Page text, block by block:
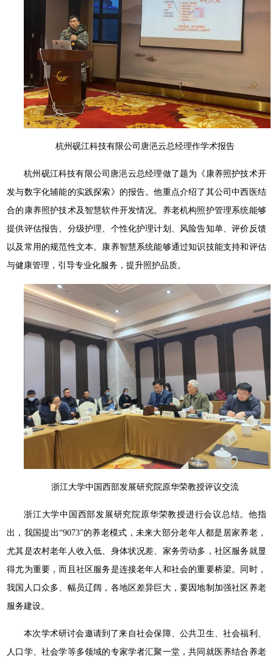
杭州砚江科技有限公司唐浥云总经理作学术报告
杭州砚江科技有限公司唐浥云总经理做了题为《康养照护技术开
发与数字化辅能的实践探索》的报告。他重点介绍了其公司中西医结
合的康养照护技术及智慧软件开发情况。养老机构照护管理系统能够
提供评估报告、分级护理、个性化护理计划、风险告知单、评价反馈
以及常用的规范性文本。康养智慧系统能够通过知识技能支持和评估
与健康管理，引导专业化服务，提升照护品质。
浙江大学中国西部发展研究院原华荣教授评议交流
浙江大学中国西部发展研究院原华荣教授进行会议总结。他指
出，我国提出“9073”的养老模式，未来大部分老年人都是居家养老，
尤其是农村老年人收入低、身体状况差、家务劳动多，社区服务就显
得尤为重要，而且社区服务是连接老年人和社会的重要桥梁。同时，
我国人口众多、幅员辽阔，各地区差异巨大，要因地制加强社区养老
服务建设。
本次学术研讨会邀请到了来自社会保障、公共卫生、社会福利、
人口学、社会学等多领域的专家学者汇聚一堂，共同就医养结合养老